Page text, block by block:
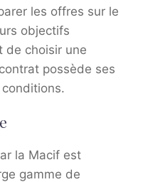
les offres sur le
objectifs
de choisir une
possède ses
la Macif est
gamme de